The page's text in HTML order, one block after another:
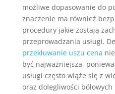
możliwe dopasowanie do
znaczenie ma również
procedury jakie zostają
przeprowadzania usługi.
przekłuwanie uszu cena
być najważniejsza,
usługi często wiąże się z
oraz dolegliwości